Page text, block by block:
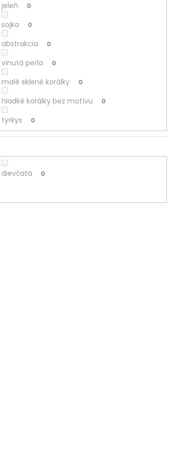
jeleň 0
sojka 0
abstrakcia 0
vinutá perla 0
malé sklené korálky 0
hladké korálky bez motívu 0
tyrkys 0
dievčatá 0